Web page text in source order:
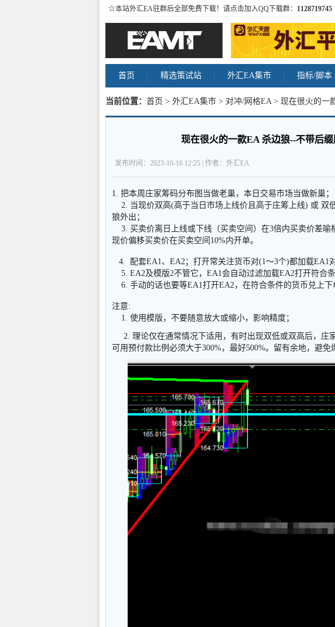
☆本站外汇EA驻群后全部免费下载！请点击加入QQ下载群： 1128719745
首页 精选策试站 外汇EA集市 指标/脚本
当前位置： 首页 > 外汇EA集市 > 对冲/网格EA> 现在很火的一
内容
现在很火的一款EA 杀边狼--不带后
发布时间：2023-10-16 12:25 | 作者：外汇EA
1. 把本周庄家筹码分布图当做老巢，本日交易市场当做新巢；
2. 当现价双高(高于当日市场上线价且高于庄筹上线) 或 双
狼外出；
3. 买卖价离日上线或下线（买卖空间）在3倍内买卖价差喻
现价偏移买卖价在买卖空间10%内开单。
4. 配套EA1、EA2；打开常关注货币对(1～3个)都加载EA1
5. EA2及模版2不管它，EA1会自动过滤加载EA2打开符合条
6. 手动的话也要等EA1打开EA2，在符合条件的货币兑上下
注意:
1. 使用模版，不要随意放大或缩小，影响精度；
2. 理论仅在通常情况下适用，有时出现双低或双高后，庄
可用预付款比例必须大于300%，最好500%。留有余地，避免